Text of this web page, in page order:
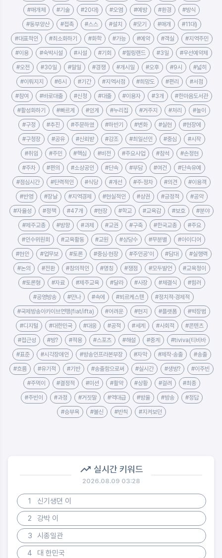
#매개체 #기술 #20대) #오염 #예방 #환경 #방식
#동부양산 #접촉 #스스 #설치 #모기 #매개 #11대)
#대표적인 #최소화하기 #화학 #가능 #예약 #객실 #지역주민
#이용 #숙박시설 #시설 #기회 #힐링랜드 #3일 #우선예약제
#오전 #30일 #말일 #경쟁 #개시일 #오후 #9시 #넓히
#이뤄지지 #6시 #기간 #지역서점 #희망도 #편리 #서점
#참여 #바로대출 #신청 #대출 #이용자 #3개 #한마음도서관
#활성화하기 #빠르게 #있게 #누리집 #거주지 #처리 #높이
#구정 #추진 #주문하였 #하반기 #변화 #실현 #현장에
#구청장 #공유 #신뢰받 #강조 #최일선인 #중심 #시작
#취임 #주민 #핵심 #비전 #주요사업 #참석 #손정현
#주차 #편의 #소상공인 #단속 #부담 #여건 #단속유예
#점심시간 #탄력적인 #식당 #개선 #주·정차 #의견 #이용객
#반영 #장날 #지역경제 #현실적인 #상권 #긍정적 #공약
#자율성 #정책 #47개 #현장 #학교 #교육감 #보호 #분야
#제주교총 #방향 #과제 #교권 #구축 #한국교총 #주요
#인수위원회 #교육활동 #교원 #상당수 #무분별 #아이디어
#현안 #업무보 #토론 #중심·현장 #주인공'이 #담대 #실행력
#논의 #전환 #창의적인 #명칭 #쟁점 #모두발언 #교육청이
#토론형 #자료 #제주교육 #달라 #사장 #체결식 #힘러
#공영방송 #만나 #속에 #뵈르케스텐 #정치적·경제적
#국제방송아카이브연맹(fiat/ifta) #어려운 #현지 #플랫폼 #박장범
#디지털 #대한민국 #대응 #공적 #세계 #사회적 #콘텐츠
#접근성 #방? #적용 #스포츠 #해설 #중계 #tiviva(티비바
#표준 #시각장애인 #방송인프라본부장 #자막 #제작·송출 #송출
#흐름 #유기적 #기반 #송출함으로써 #실시간 #생방? #이주빈
#주먹이 #결정적 #미션 #활약 #상황 #걸려 #최종
#주빈이 #과정 #거짓말 #역대급 #방울 #방송 #정답
#승부욕 #불신 #반칙 #지켜보던
실시간 키워드
2026.08.09 03:28
1
신기생뎐 이
2
강박 이
3
시종일관
4
대 한민국